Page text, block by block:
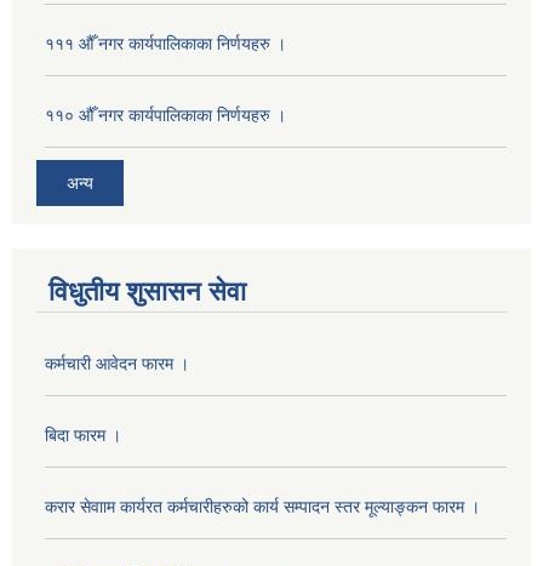
१११ औँ नगर कार्यपालिकाका निर्णयहरु ।
११० औँ नगर कार्यपालिकाका निर्णयहरु ।
अन्य
विधुतीय शुसासन सेवा
कर्मचारी आवेदन फारम ।
बिदा फारम ।
करार सेवााम कार्यरत कर्मचारीहरुको कार्य सम्पादन स्तर मूल्याङ्कन फारम ।